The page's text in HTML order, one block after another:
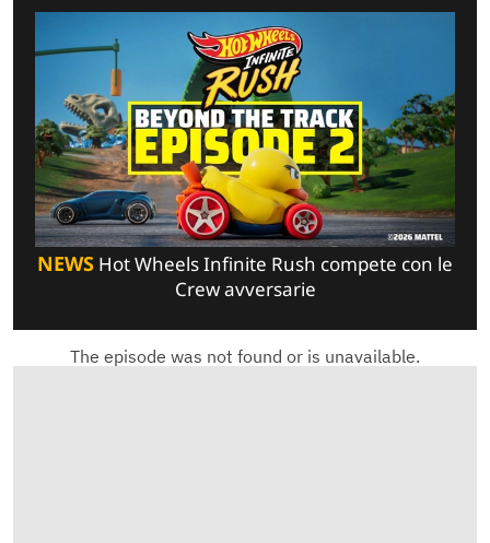
NEWS Hot Wheels Infinite Rush compete con le
Crew avversarie